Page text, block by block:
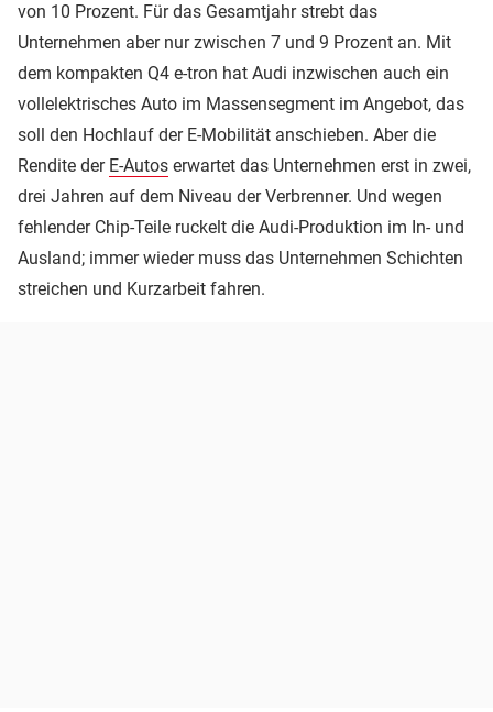
von 10 Prozent. Für das Gesamtjahr strebt das
Unternehmen aber nur zwischen 7 und 9 Prozent an. Mit
dem kompakten Q4 e-tron hat Audi inzwischen auch ein
vollelektrisches Auto im Massensegment im Angebot, das
soll den Hochlauf der E-Mobilität anschieben. Aber die
Rendite der E-Autos erwartet das Unternehmen erst in zwei,
drei Jahren auf dem Niveau der Verbrenner. Und wegen
fehlender Chip-Teile ruckelt die Audi-Produktion im In- und
Ausland; immer wieder muss das Unternehmen Schichten
streichen und Kurzarbeit fahren.